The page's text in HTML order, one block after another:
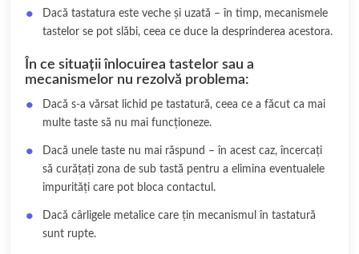
Dacă tastatura este veche și uzată – în timp, mecanismele
tastelor se pot slăbi, ceea ce duce la desprinderea acestora.
În ce situații înlocuirea tastelor sau a
mecanismelor nu rezolvă problema:
Dacă s-a vărsat lichid pe tastatură, ceea ce a făcut ca mai
multe taste să nu mai funcționeze.
Dacă unele taste nu mai răspund – în acest caz, încercați
să curățați zona de sub tastă pentru a elimina eventualele
impurități care pot bloca contactul.
Dacă cârligele metalice care țin mecanismul în tastatură
sunt rupte.